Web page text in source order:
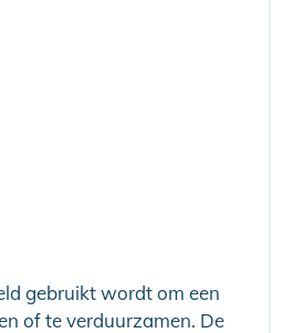
gebruikt wordt om een
of te verduurzamen. De